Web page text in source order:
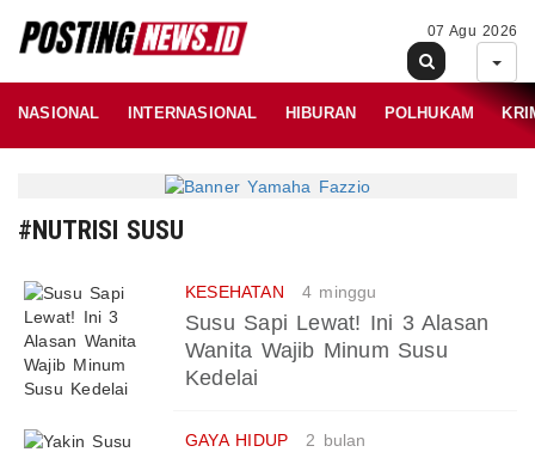
07 Agu 2026
NASIONAL INTERNASIONAL HIBURAN POLHUKAM
#NUTRISI SUSU
KESEHATAN 4 minggu
Susu Sapi Lewat! Ini 3 Alasan
Wanita Wajib Minum Susu
Kedelai
GAYA HIDUP 2 bulan